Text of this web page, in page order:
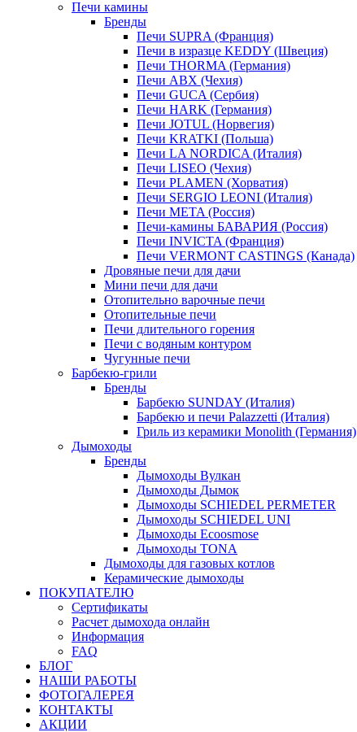
Печи камины
Бренды
Печи SUPRA (Франция)
Печи в изразце KEDDY (Швеция)
Печи THORMA (Германия)
Печи ABX (Чехия)
Печи GUCA (Сербия)
Печи HARK (Германия)
Печи JOTUL (Норвегия)
Печи KRATKI (Польша)
Печи LA NORDICA (Италия)
Печи LISEO (Чехия)
Печи PLAMEN (Хорватия)
Печи SERGIO LEONI (Италия)
Печи META (Россия)
Печи-камины БАВАРИЯ (Россия)
Печи INVICTA (Франция)
Печи VERMONT CASTINGS (Канада)
Дровяные печи для дачи
Мини печи для дачи
Отопительно варочные печи
Отопительные печи
Печи длительного горения
Печи с водяным контуром
Чугунные печи
Барбекю-грили
Бренды
Барбекю SUNDAY (Италия)
Барбекю и печи Palazzetti (Италия)
Гриль из керамики Monolith (Германия)
Дымоходы
Бренды
Дымоходы Вулкан
Дымоходы Дымок
Дымоходы SCHIEDEL PERMETER
Дымоходы SCHIEDEL UNI
Дымоходы Ecoosmose
Дымоходы TONA
Дымоходы для газовых котлов
Керамические дымоходы
ПОКУПАТЕЛЮ
Сертификаты
Расчет дымохода онлайн
Информация
FAQ
БЛОГ
НАШИ РАБОТЫ
ФОТОГАЛЕРЕЯ
КОНТАКТЫ
АКЦИИ